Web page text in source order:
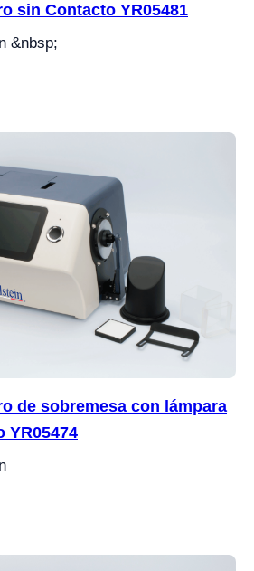
sin Contacto YR05481
&nbsp;
de sobremesa con lámpara
YR05474